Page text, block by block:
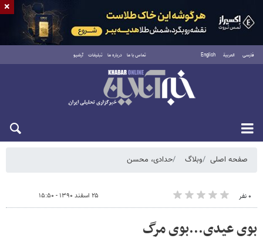
فارسی العربية English تماس با ما درباره ما تبلیغات آرشیو
شنبه ۱۷ مرداد ۱۴۰۵
صفحه اصلی وبلاگ حدادی، محسن
۰ نفر ۲۵ اسفند ۱۳۹۰ - ۱۵:۵۰
بوی عیدی...بوی مرگ
×